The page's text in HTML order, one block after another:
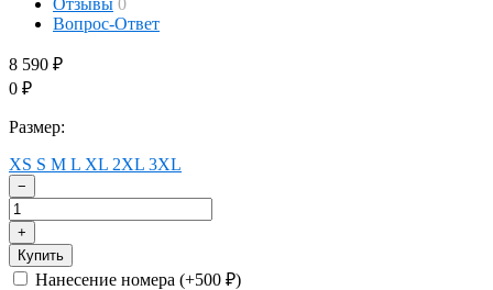
Вопрос-Ответ
8 590 ₽
0 ₽
Размер:
XS S M L XL 2XL 3XL
−
+
Купить
Нанесение номера (+500 ₽)